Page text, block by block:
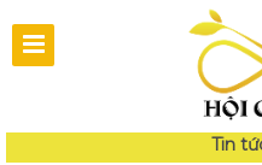
Tin